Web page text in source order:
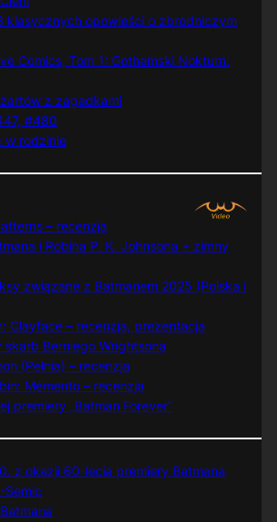
klasycznych opowieści o zbrodniczym
Comics, Tom 1: Gothamski Nokturn:
z zagadkami
#480
w rodzinie
– recenzja
i Robina P. K. Johnsona + zimny
związane z Batmanem 2025 (Polska i
Clayface – recenzja, prezentacja
skarb Berniego Wrightsona
(Pełnia) – recenzja
Memento – recenzja
premiery „Batman Forever”
z okazji 60-lecia premiery Batmana
Semic